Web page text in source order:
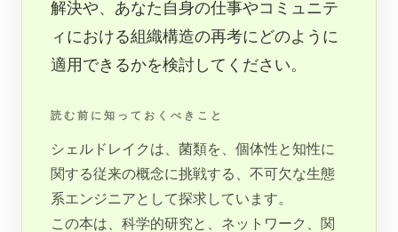
解決や、あなた自身の仕事やコミュニテ
ィにおける組織構造の再考にどのように
適用できるかを検討してください。
読む前に知っておくべきこと
シェルドレイクは、菌類を、個体性と知性に
関する従来の概念に挑戦する、不可欠な生態
系エンジニアとして探求しています。
この本は、科学的研究と、ネットワーク、関